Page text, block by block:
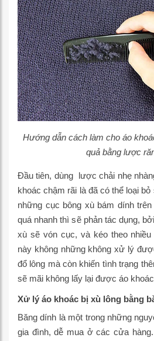
Hướng dẫn cách làm cho áo
quả bằng lược
Đầu tiên, dùng lược chải nhẹ
khoác chậm rãi là đã có thể loại
những cục bông xù bám dính
quá nhanh thì sẽ phản tác dụng,
xù sẽ vón cục, và kéo theo
này không những không xử lý
đổ lông mà còn khiến tình trạng
sẽ mãi không lấy lại được áo
Xử lý áo khoác bị xù lông bằng
Băng dính là một trong những
gia đình, dễ mua ở các cửa